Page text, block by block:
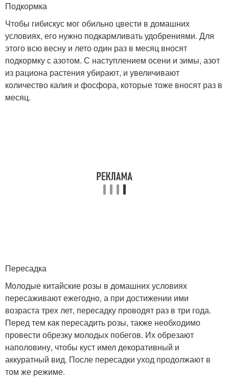
Подкормка
Чтобы гибискус мог обильно цвести в домашних
условиях, его нужно подкармливать удобрениями. Для
этого всю весну и лето один раз в месяц вносят
подкормку с азотом. С наступлением осени и зимы, азот
из рациона растения убирают, и увеличивают
количество калия и фосфора, которые тоже вносят раз в
месяц.
Пересадка
Молодые китайские розы в домашних условиях
пересаживают ежегодно, а при достижении ими
возраста трех лет, пересадку проводят раз в три года.
Перед тем как пересадить розы, также необходимо
провести обрезку молодых побегов. Их обрезают
наполовину, чтобы куст имел декоративный и
аккуратный вид. После пересадки уход продолжают в
том же режиме.